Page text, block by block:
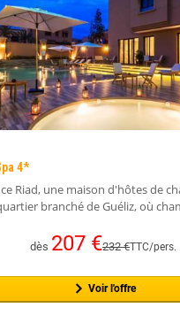
4*
Riad, une maison d'hôtes de
branché de Guéliz, où
dès 207 €232€TTC/pers.
Voir l'offre